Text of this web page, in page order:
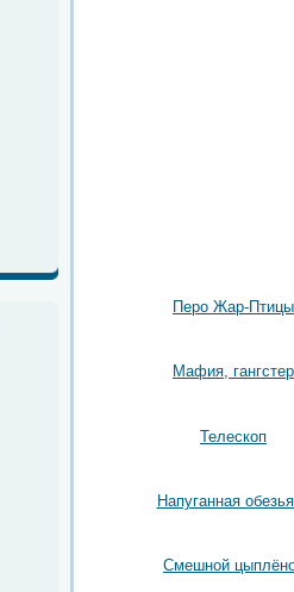
Перо Жар-Птицы
Мафия, гангстер
Телескоп
Напуганная
Смешной